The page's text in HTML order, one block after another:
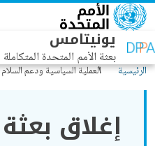
تجاوز إلى المحتوى الرئيسي
يونيتامس
بعثة الأمم المتحدة
الرئيسية العملية السياسية ودعم السلام
إغلاق